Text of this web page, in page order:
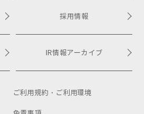
採用情報
IR情報アーカイブ
ご利用規約・ ご利用環境